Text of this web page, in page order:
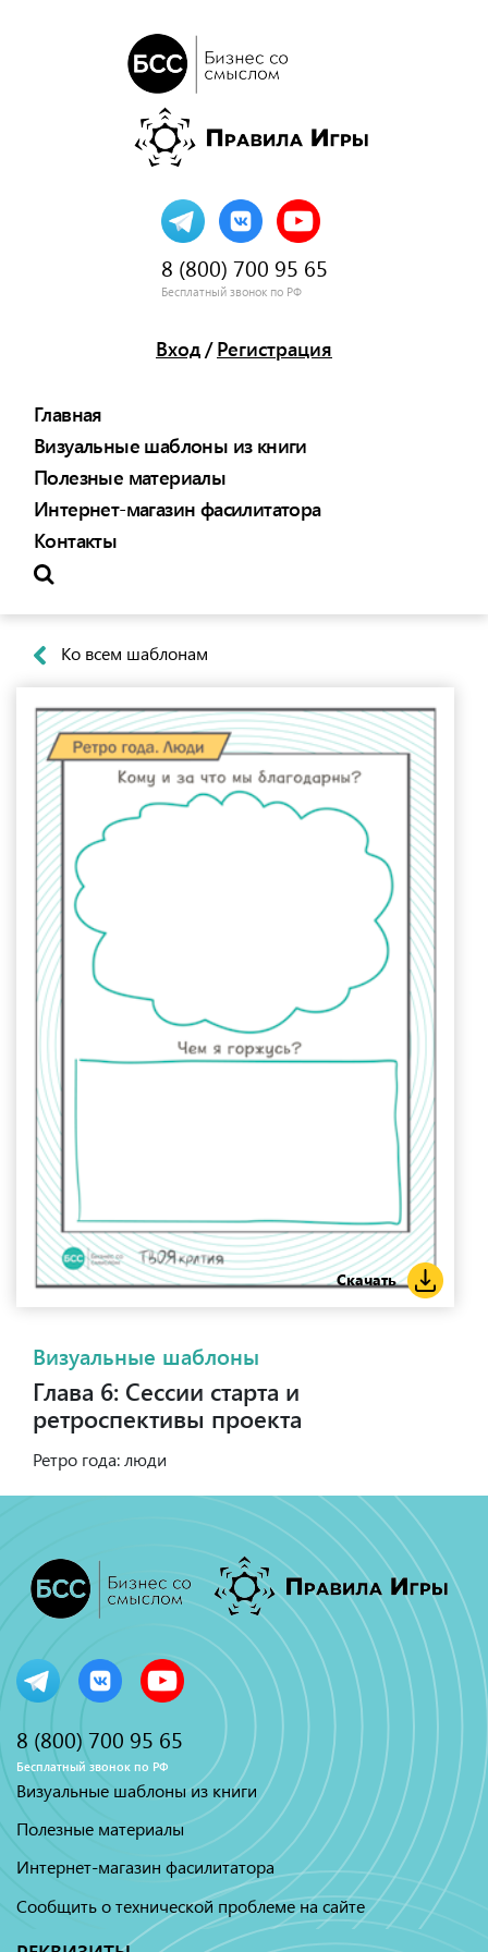
8 (800) 700 95 65
Бесплатный звонок по РФ
Вход/ Регистрация
Главная
Визуальные шаблоны из книги
Полезные материалы
Интернет-магазин фасилитатора
Контакты
Ко всем шаблонам
Скачать
Визуальные шаблоны
Глава 6: Сессии старта и
ретроспективы проекта
Ретро года: люди
8 (800) 700 95 65
Бесплатный звонок по РФ
Визуальные шаблоны из книги
Полезные материалы
Интернет-магазин фасилитатора
Сообщить о технической проблеме на сайте